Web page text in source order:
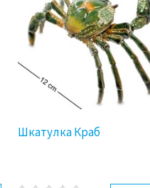
Шкатулка Краб